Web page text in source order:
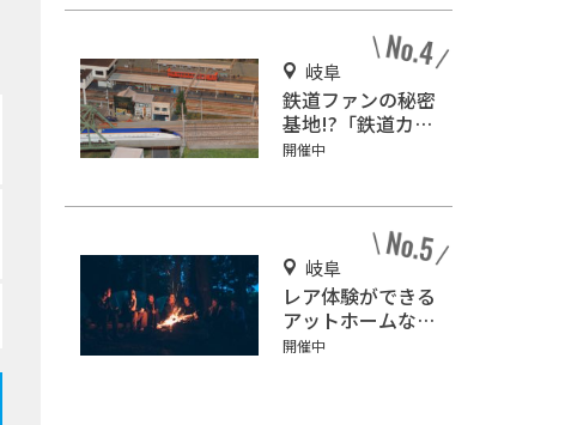
岐阜
鉄道ファンの秘密
基地!?「鉄道カフ
ェはるか」で鉄道
開催中
岐阜
レア体験ができる
アットホームなキ
ャンプ場「ネイチ
開催中